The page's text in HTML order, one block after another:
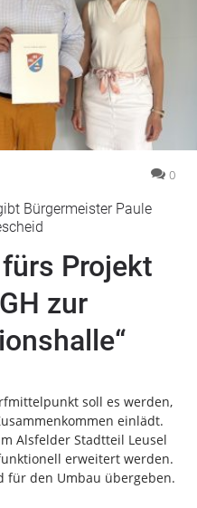
0
Bürgermeister Paule
Projekt
zur
soll es werden,
einlädt.
Alsfelder Stadtteil Leusel
erweitert werden.
für den Umbau übergeben.